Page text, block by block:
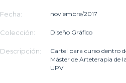
Fecha: noviembre/2017
Colección: Diseño Gráfico
Descripción:
Cartel para curso dentro
Máster de Arteterapia de la
UPV